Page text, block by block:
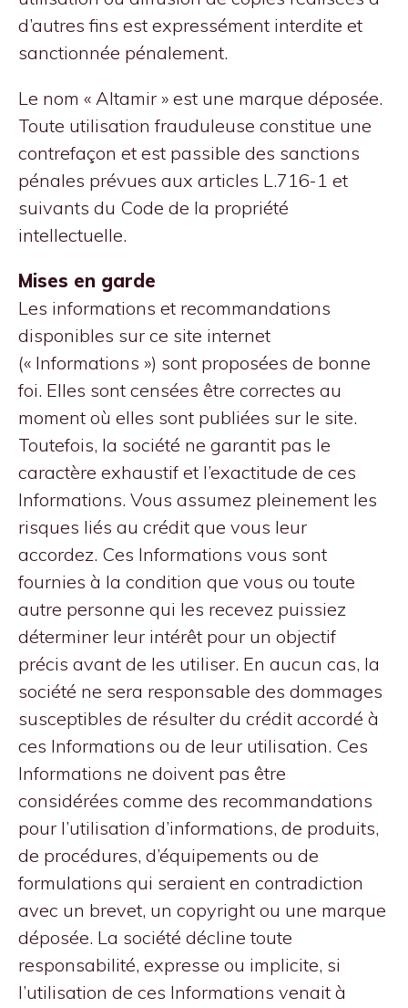
d’autres fins est expressément interdite et
sanctionnée pénalement.
Le nom « Altamir » est une marque déposée.
Toute utilisation frauduleuse constitue une
contrefaçon et est passible des sanctions
pénales prévues aux articles L.716-1 et
suivants du Code de la propriété
intellectuelle.
Mises en garde
Les informations et recommandations
disponibles sur ce site internet
(« Informations ») sont proposées de bonne
foi. Elles sont censées être correctes au
moment où elles sont publiées sur le site.
Toutefois, la société ne garantit pas le
caractère exhaustif et l’exactitude de ces
Informations. Vous assumez pleinement les
risques liés au crédit que vous leur
accordez. Ces Informations vous sont
fournies à la condition que vous ou toute
autre personne qui les recevez puissiez
déterminer leur intérêt pour un objectif
précis avant de les utiliser. En aucun cas, la
société ne sera responsable des dommages
susceptibles de résulter du crédit accordé à
ces Informations ou de leur utilisation. Ces
Informations ne doivent pas être
considérées comme des recommandations
pour l’utilisation d’informations, de produits,
de procédures, d’équipements ou de
formulations qui seraient en contradiction
avec un brevet, un copyright ou une marque
déposée. La société décline toute
responsabilité, expresse ou implicite, si
l’utilisation de ces Informations venait à